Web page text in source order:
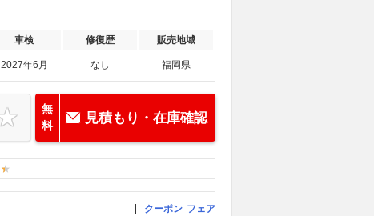
車検 修復歴 販売地域
2027年6月 なし 福岡県
無
料
見積もり・在庫確認
クーポン フェア